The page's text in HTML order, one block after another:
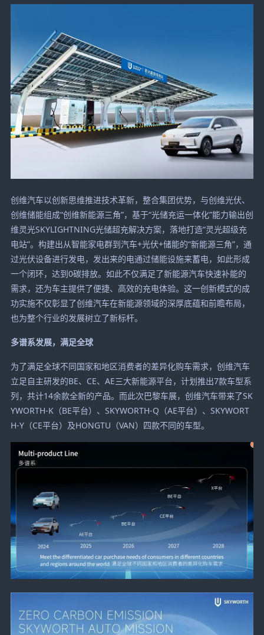
创维汽车以创新思维推进技术革新，整合集团优势，与创维光伏、
创维储能组成“创维新能源三角”，基于“光储充运一体化”能力输出创
维灵光SKYLIGHTNING光储超充解决方案，落地打造“灵光超级充
电站”。构建出从智能家电群到汽车+光伏+储能的“新能源三角”，通
过光伏设备进行发电，发出来的电通过储能设施来蓄电，如此形成
一个闭环，达到0碳排放。如此不仅满足了新能源汽车快速补能的
需求，还为车主提供了便捷、高效的充电体验。这一创新模式的成
功实施不仅彰显了创维汽车在新能源领域的深厚底蕴和前瞻布局，
也为整个行业的发展树立了新标杆。
多谱系发展，满足全球
为了满足全球不同国家和地区消费者的差异化购车需求，创维汽车
立足自主研发的BE、CE、AE三大新能源平台，计划推出7款车型系
列，共计14余款全新的产品。而此次巴黎车展，创维汽车带来了SK
YWORTH-K（BE平台）、SKYWORTH-Q（AE平台）、SKYWORT
H-Y（CE平台）及HONGTU（VAN）四款不同的车型。